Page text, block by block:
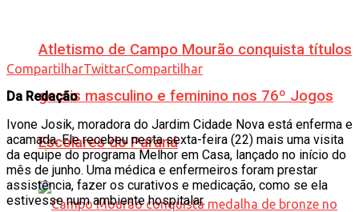
Atletismo de Campo Mourão conquista títulos
gerais masculino e feminino nos 76º Jogos
Escolares do Paraná
CompartilharTwittarCompartilhar
Da Redação
Ivone Josik, moradora do Jardim Cidade Nova está enferma e
acamada. Ele recebeu nesta sexta-feira (22) mais uma visita
da equipe do programa Melhor em Casa, lançado no início do
mês de junho. Uma médica e enfermeiros foram prestar
assistência, fazer os curativos e medicação, como se ela
estivesse num ambiente hospitalar.